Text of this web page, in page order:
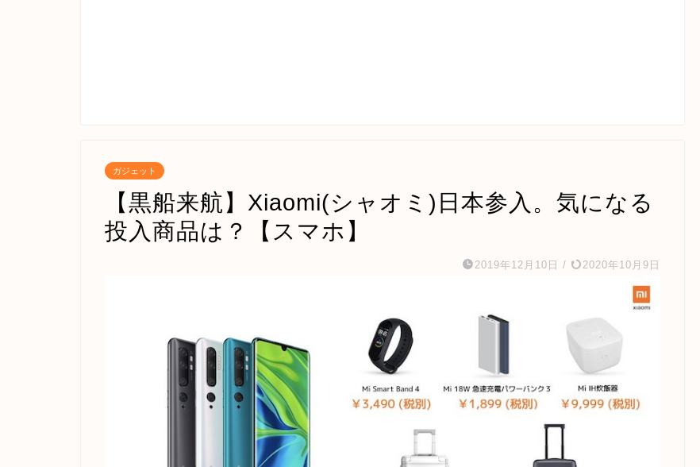
ガジェット
【黒船来航】Xiaomi(シャオミ)日本参入。気になる
投入商品は？【スマホ】
2019年12月10日 / 2020年10月9日